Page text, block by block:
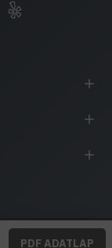
PDF ADATLAP
Háza